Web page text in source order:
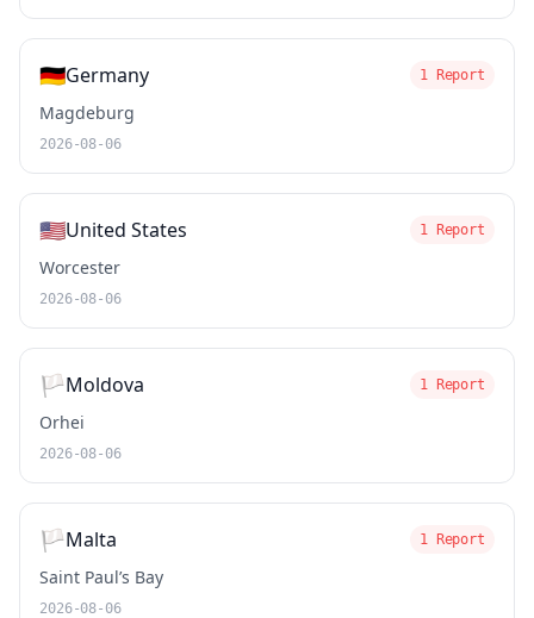
🇩🇪Germany 1 Report
Magdeburg
2026-08-06
🇺🇸United States 1 Report
Worcester
2026-08-06
🏳️Moldova 1 Report
Orhei
2026-08-06
🏳️Malta 1 Report
Saint Paul’s Bay
2026-08-06